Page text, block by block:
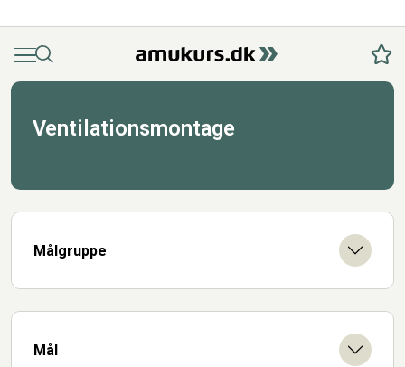
MenuSøg
Ventilationsmontage
Målgruppe
Mål